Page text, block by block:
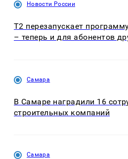
Новости России
Т2 перезапускает
– теперь и для абонентов
Самара
В Самаре наградили 16
строительных компаний
Самара